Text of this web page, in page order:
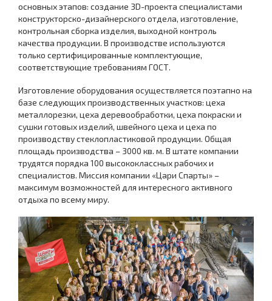
основных этапов: создание 3D-проекта специалистами
конструкторско-дизайнерского отдела, изготовление,
контрольная сборка изделия, выходной контроль
качества продукции. В производстве используются
только сертифицированные комплектующие,
соответствующие требованиям ГОСТ.
Изготовление оборудования осуществляется поэтапно на
базе следующих производственных участков: цеха
металлорезки, цеха деревообработки, цеха покраски и
сушки готовых изделий, швейного цеха и цеха по
производству стеклопластиковой продукции. Общая
площадь производства – 3000 кв. м. В штате компании
трудятся порядка 100 высококлассных рабочих и
специалистов. Миссия компании «Цари Спарты» –
максимум возможностей для интересного активного
отдыха по всему миру.